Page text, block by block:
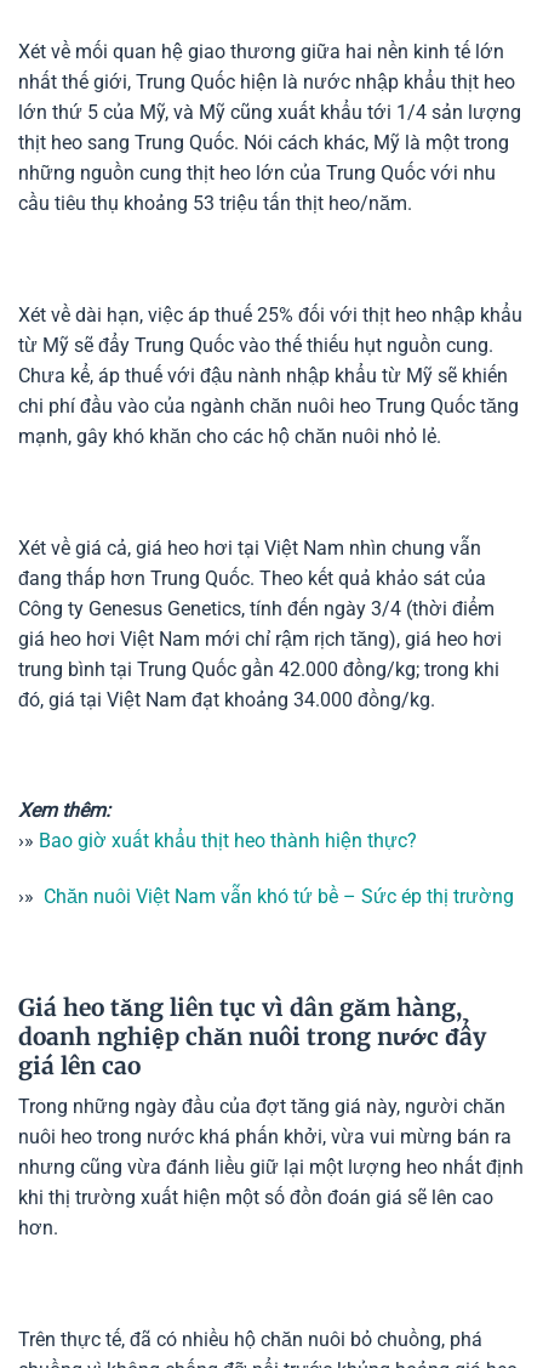
Xét về mối quan hệ giao thương giữa hai nền kinh tế lớn
nhất thế giới, Trung Quốc hiện là nước nhập khẩu thịt heo
lớn thứ 5 của Mỹ, và Mỹ cũng xuất khẩu tới 1/4 sản lượng
thịt heo sang Trung Quốc. Nói cách khác, Mỹ là một trong
những nguồn cung thịt heo lớn của Trung Quốc với nhu
cầu tiêu thụ khoảng 53 triệu tấn thịt heo/năm.
Xét về dài hạn, việc áp thuế 25% đối với thịt heo nhập khẩu
từ Mỹ sẽ đẩy Trung Quốc vào thế thiếu hụt nguồn cung.
Chưa kể, áp thuế với đậu nành nhập khẩu từ Mỹ sẽ khiến
chi phí đầu vào của ngành chăn nuôi heo Trung Quốc tăng
mạnh, gây khó khăn cho các hộ chăn nuôi nhỏ lẻ.
Xét về giá cả, giá heo hơi tại Việt Nam nhìn chung vẫn
đang thấp hơn Trung Quốc. Theo kết quả khảo sát của
Công ty Genesus Genetics, tính đến ngày 3/4 (thời điểm
giá heo hơi Việt Nam mới chỉ rậm rịch tăng), giá heo hơi
trung bình tại Trung Quốc gần 42.000 đồng/kg; trong khi
đó, giá tại Việt Nam đạt khoảng 34.000 đồng/kg.
Xem thêm:
›» Bao giờ xuất khẩu thịt heo thành hiện thực?
›» Chăn nuôi Việt Nam vẫn khó tứ bề – Sức ép thị trường
Giá heo tăng liên tục vì dân găm hàng,
doanh nghiệp chăn nuôi trong nước đẩy
giá lên cao
Trong những ngày đầu của đợt tăng giá này, người chăn
nuôi heo trong nước khá phấn khởi, vừa vui mừng bán ra
nhưng cũng vừa đánh liều giữ lại một lượng heo nhất định
khi thị trường xuất hiện một số đồn đoán giá sẽ lên cao
hơn.
Trên thực tế, đã có nhiều hộ chăn nuôi bỏ chuồng, phá